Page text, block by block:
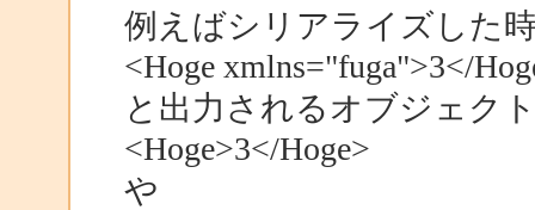
例えばシリアライズした
<Hoge xmlns="fuga">3</
と出力されるオブジェク
<Hoge>3</Hoge>
や